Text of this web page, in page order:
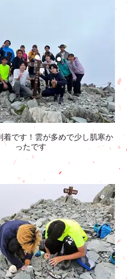
着です！雲が多めで少し肌寒か
ったです